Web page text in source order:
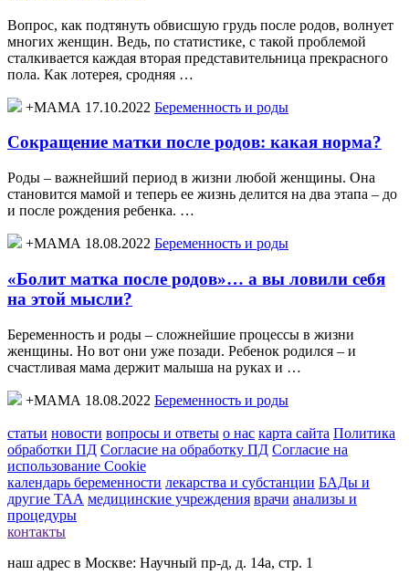
Вопрос, как подтянуть обвисшую грудь после родов, волнует
многих женщин. Ведь, по статистике, с такой проблемой
сталкивается каждая вторая представительница прекрасного
пола. Как лотерея, сродняя …
+МАМА 17.10.2022 Беременность и роды
Сокращение матки после родов: какая норма?
Роды – важнейший период в жизни любой женщины. Она
становится мамой и теперь ее жизнь делится на два этапа – до
и после рождения ребенка. …
+МАМА 18.08.2022 Беременность и роды
«Болит матка после родов»… а вы ловили себя
на этой мысли?
Беременность и роды – сложнейшие процессы в жизни
женщины. Но вот они уже позади. Ребенок родился – и
счастливая мама держит малыша на руках и …
+МАМА 18.08.2022 Беременность и роды
статьи новости вопросы и ответы о нас карта сайта Политика
обработки ПД Согласие на обработку ПД Согласие на
использование Cookie
календарь беременности лекарства и субстанции БАДы и
другие ТАА медицинские учреждения врачи анализы и
процедуры
контакты
наш адрес в Москве: Научный пр-д, д. 14а, стр. 1